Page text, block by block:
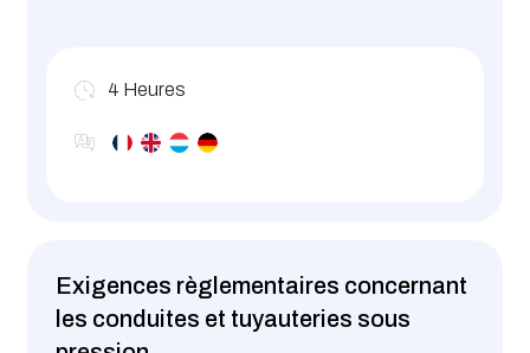
pour adopter au quotidien un comportement
positif et sûr, et le partager.
4 Heures
Exigences règlementaires concernant
les conduites et tuyauteries sous